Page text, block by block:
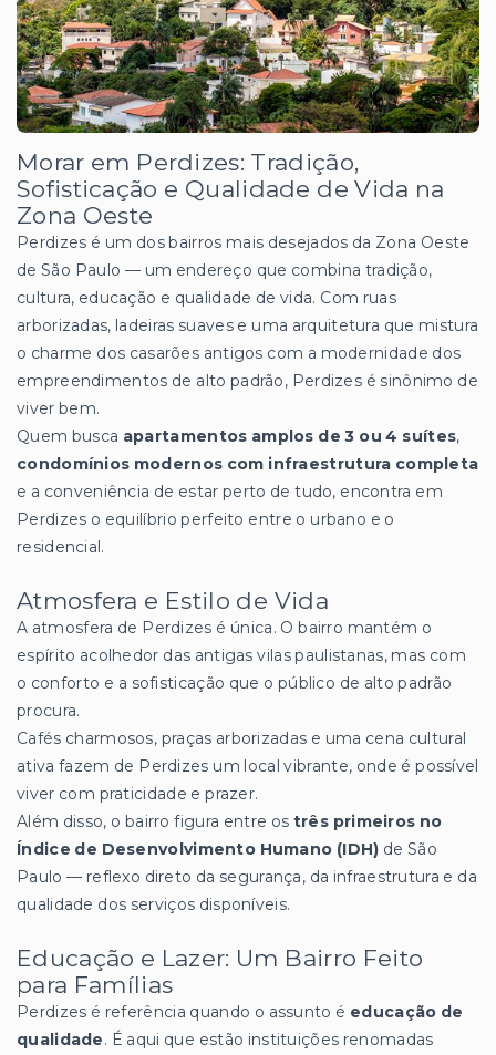
Morar em Perdizes: Tradição,
Sofisticação e Qualidade de Vida na
Zona Oeste
Perdizes é um dos bairros mais desejados da Zona Oeste
de São Paulo — um endereço que combina tradição,
cultura, educação e qualidade de vida. Com ruas
arborizadas, ladeiras suaves e uma arquitetura que mistura
o charme dos casarões antigos com a modernidade dos
empreendimentos de alto padrão, Perdizes é sinônimo de
viver bem.
Quem busca apartamentos amplos de 3 ou 4 suítes,
condomínios modernos com infraestrutura completa
e a conveniência de estar perto de tudo, encontra em
Perdizes o equilíbrio perfeito entre o urbano e o
residencial.
Atmosfera e Estilo de Vida
A atmosfera de Perdizes é única. O bairro mantém o
espírito acolhedor das antigas vilas paulistanas, mas com
o conforto e a sofisticação que o público de alto padrão
procura.
Cafés charmosos, praças arborizadas e uma cena cultural
ativa fazem de Perdizes um local vibrante, onde é possível
viver com praticidade e prazer.
Além disso, o bairro figura entre os três primeiros no
Índice de Desenvolvimento Humano (IDH) de São
Paulo — reflexo direto da segurança, da infraestrutura e da
qualidade dos serviços disponíveis.
Educação e Lazer: Um Bairro Feito
para Famílias
Perdizes é referência quando o assunto é educação de
qualidade. É aqui que estão instituições renomadas